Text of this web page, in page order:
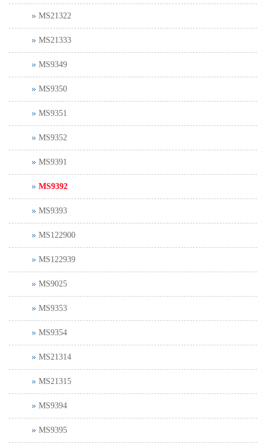
MS21322
MS21333
MS9349
MS9350
MS9351
MS9352
MS9391
MS9392
MS9393
MS122900
MS122939
MS9025
MS9353
MS9354
MS21314
MS21315
MS9394
MS9395